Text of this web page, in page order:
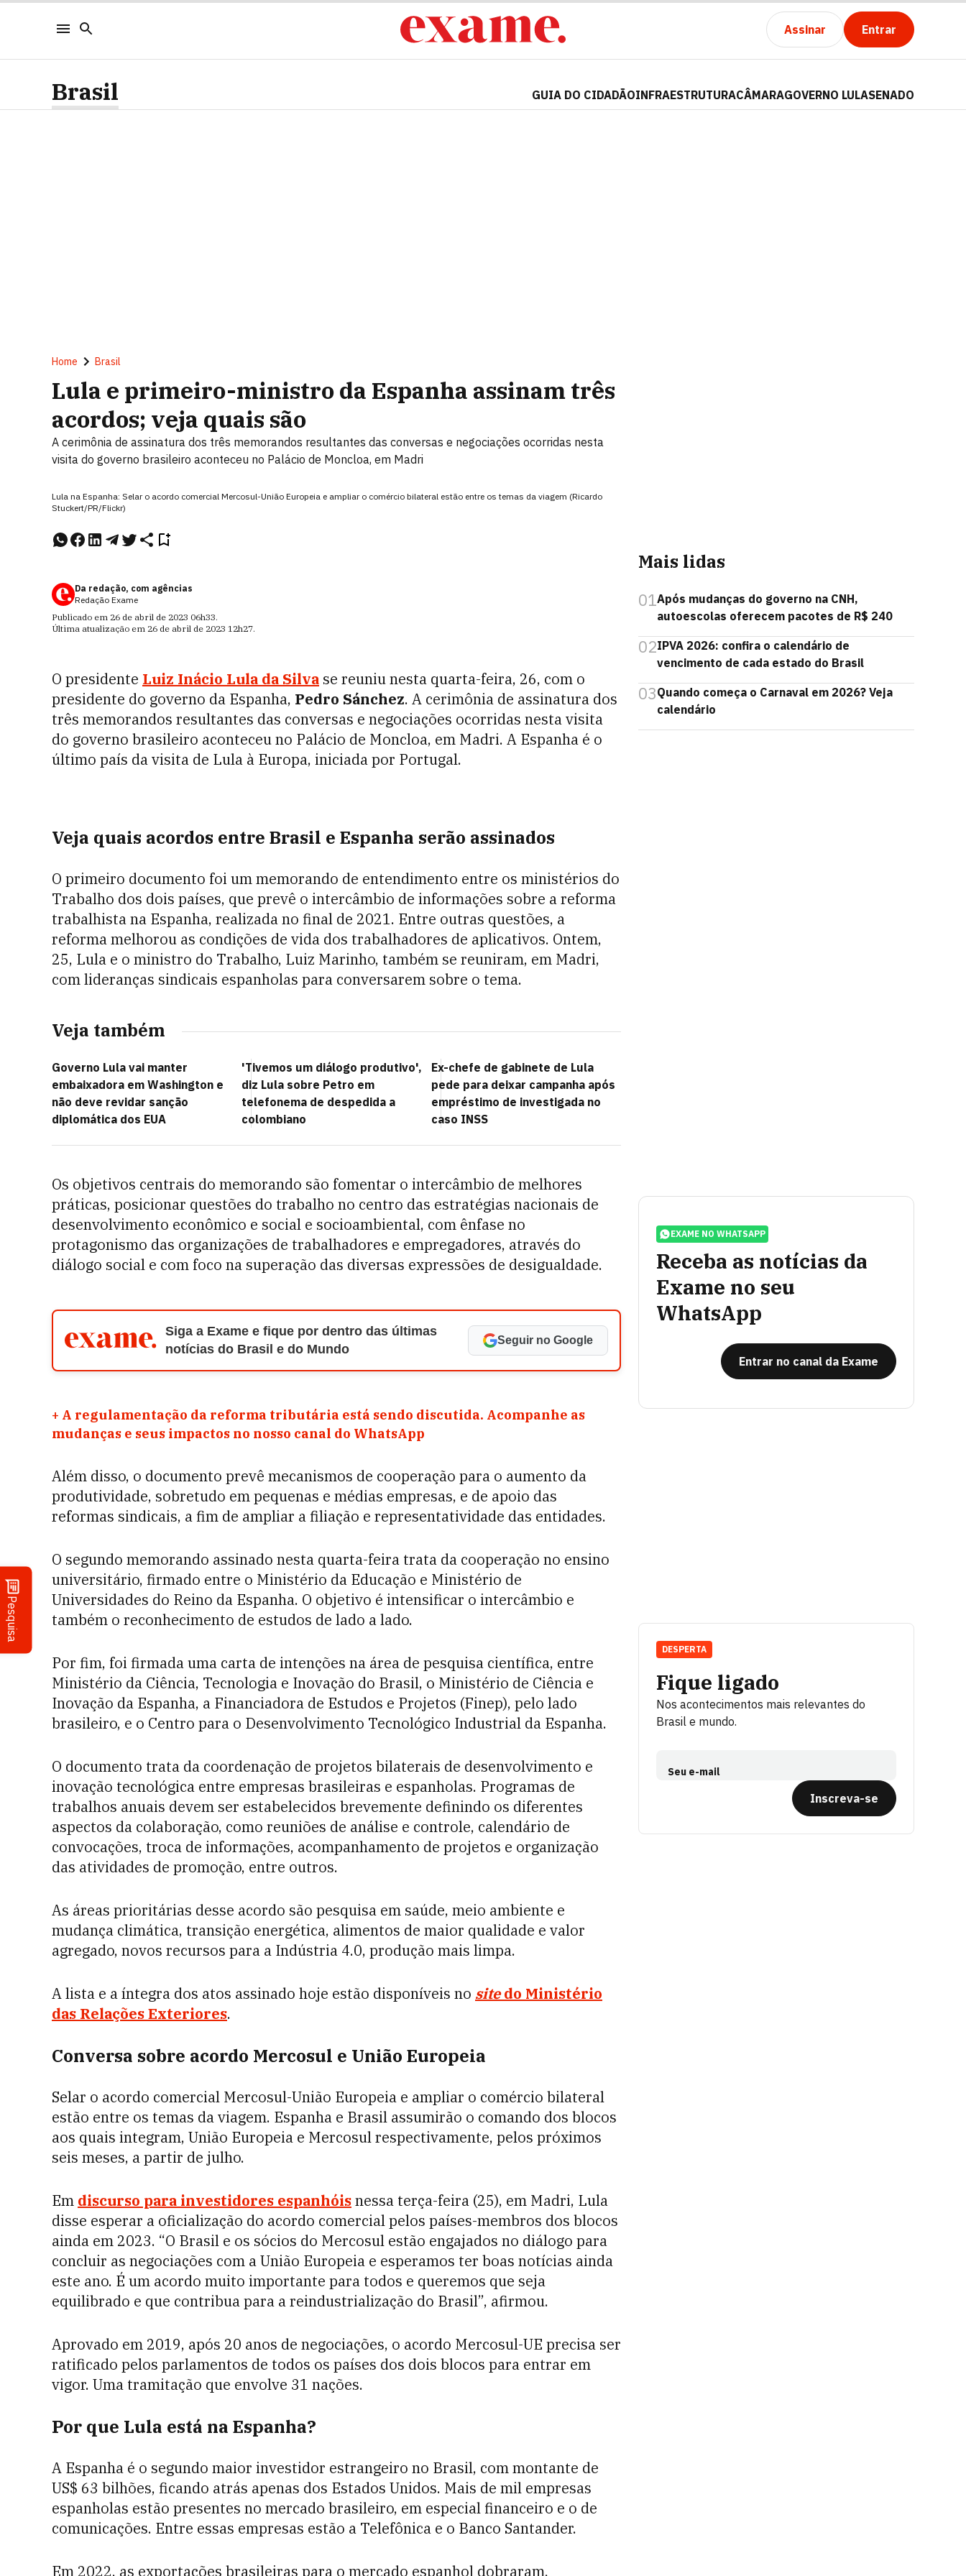
Assinar Entrar
Pesquisa
Brasil GUIA DO CIDADÃOINFRAESTRUTURACÂMARAGOVERNO LULASENADO
Home Brasil
Lula e primeiro-ministro da Espanha assinam três
acordos; veja quais são
A cerimônia de assinatura dos três memorandos resultantes das conversas e negociações ocorridas nesta
visita do governo brasileiro aconteceu no Palácio de Moncloa, em Madri
Lula na Espanha: Selar o acordo comercial Mercosul-União Europeia e ampliar o comércio bilateral estão entre os temas da viagem (Ricardo
Stuckert/PR/Flickr)
Da redação, com agências
Redação Exame
Publicado em 26 de abril de 2023 06h33.
Última atualização em 26 de abril de 2023 12h27.
O presidente Luiz Inácio Lula da Silva se reuniu nesta quarta-feira, 26, com o
presidente do governo da Espanha, Pedro Sánchez. A cerimônia de assinatura dos
três memorandos resultantes das conversas e negociações ocorridas nesta visita
do governo brasileiro aconteceu no Palácio de Moncloa, em Madri. A Espanha é o
último país da visita de Lula à Europa, iniciada por Portugal.
Veja quais acordos entre Brasil e Espanha serão assinados
O primeiro documento foi um memorando de entendimento entre os ministérios do
Trabalho dos dois países, que prevê o intercâmbio de informações sobre a reforma
trabalhista na Espanha, realizada no final de 2021. Entre outras questões, a
reforma melhorou as condições de vida dos trabalhadores de aplicativos. Ontem,
25, Lula e o ministro do Trabalho, Luiz Marinho, também se reuniram, em Madri,
com lideranças sindicais espanholas para conversarem sobre o tema.
Veja também
Governo Lula vai manter
embaixadora em Washington e
não deve revidar sanção
diplomática dos EUA
'Tivemos um diálogo produtivo',
diz Lula sobre Petro em
telefonema de despedida a
colombiano
Ex-chefe de gabinete de Lula
pede para deixar campanha após
empréstimo de investigada no
caso INSS
Os objetivos centrais do memorando são fomentar o intercâmbio de melhores
práticas, posicionar questões do trabalho no centro das estratégias nacionais de
desenvolvimento econômico e social e socioambiental, com ênfase no
protagonismo das organizações de trabalhadores e empregadores, através do
diálogo social e com foco na superação das diversas expressões de desigualdade.
Siga a Exame e fique por dentro das últimas
notícias do Brasil e do Mundo
Seguir no Google
+ A regulamentação da reforma tributária está sendo discutida. Acompanhe as
mudanças e seus impactos no nosso canal do WhatsApp
Além disso, o documento prevê mecanismos de cooperação para o aumento da
produtividade, sobretudo em pequenas e médias empresas, e de apoio das
reformas sindicais, a fim de ampliar a filiação e representatividade das entidades.
O segundo memorando assinado nesta quarta-feira trata da cooperação no ensino
universitário, firmado entre o Ministério da Educação e Ministério de
Universidades do Reino da Espanha. O objetivo é intensificar o intercâmbio e
também o reconhecimento de estudos de lado a lado.
Por fim, foi firmada uma carta de intenções na área de pesquisa científica, entre
Ministério da Ciência, Tecnologia e Inovação do Brasil, o Ministério de Ciência e
Inovação da Espanha, a Financiadora de Estudos e Projetos (Finep), pelo lado
brasileiro, e o Centro para o Desenvolvimento Tecnológico Industrial da Espanha.
O documento trata da coordenação de projetos bilaterais de desenvolvimento e
inovação tecnológica entre empresas brasileiras e espanholas. Programas de
trabalhos anuais devem ser estabelecidos brevemente definindo os diferentes
aspectos da colaboração, como reuniões de análise e controle, calendário de
convocações, troca de informações, acompanhamento de projetos e organização
das atividades de promoção, entre outros.
As áreas prioritárias desse acordo são pesquisa em saúde, meio ambiente e
mudança climática, transição energética, alimentos de maior qualidade e valor
agregado, novos recursos para a Indústria 4.0, produção mais limpa.
A lista e a íntegra dos atos assinado hoje estão disponíveis no site do Ministério
das Relações Exteriores.
Conversa sobre acordo Mercosul e União Europeia
Selar o acordo comercial Mercosul-União Europeia e ampliar o comércio bilateral
estão entre os temas da viagem. Espanha e Brasil assumirão o comando dos blocos
aos quais integram, União Europeia e Mercosul respectivamente, pelos próximos
seis meses, a partir de julho.
Em discurso para investidores espanhóisnessa terça-feira (25), em Madri, Lula
disse esperar a oficialização do acordo comercial pelos países-membros dos blocos
ainda em 2023. “O Brasil e os sócios do Mercosul estão engajados no diálogo para
concluir as negociações com a União Europeia e esperamos ter boas notícias ainda
este ano. É um acordo muito importante para todos e queremos que seja
equilibrado e que contribua para a reindustrialização do Brasil”, afirmou.
Aprovado em 2019, após 20 anos de negociações, o acordo Mercosul-UE precisa ser
ratificado pelos parlamentos de todos os países dos dois blocos para entrar em
vigor. Uma tramitação que envolve 31 nações.
Por que Lula está na Espanha?
A Espanha é o segundo maior investidor estrangeiro no Brasil, com montante de
US$ 63 bilhões, ficando atrás apenas dos Estados Unidos. Mais de mil empresas
espanholas estão presentes no mercado brasileiro, em especial financeiro e o de
comunicações. Entre essas empresas estão a Telefônica e o Banco Santander.
Em 2022, as exportações brasileiras para o mercado espanhol dobraram,
Mais lidas
01Após mudanças do governo na CNH,
autoescolas oferecem pacotes de R$ 240
02IPVA 2026: confira o calendário de
vencimento de cada estado do Brasil
03Quando começa o Carnaval em 2026? Veja
calendário
EXAME NO WHATSAPP
Receba as notícias da
Exame no seu
WhatsApp
Entrar no canal da Exame
Fique ligado
Nos acontecimentos mais relevantes do
Brasil e mundo.
Seu e-mail
Inscreva-se
DESPERTA